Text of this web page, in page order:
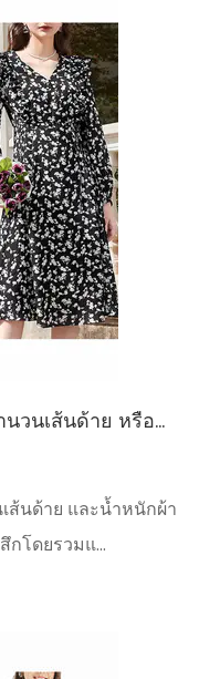
ปัจจัยต่างๆ เช่น ขนาดเส้นด้าย จำนวนเส้นด้าย หรือน้ำหนักผ้า มีบทบาทในการกำหนดความรู้สึกโดยรวมและคุณภาพการรับรู้ของผ้าสำหรับอภิบาลหรือไม่?
ส้นด้าย และน้ำหนักผ้า
โดยรวมแ...